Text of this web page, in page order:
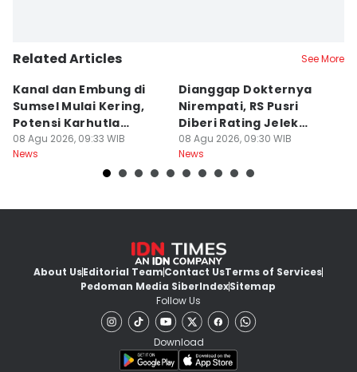
Related Articles See More
Kanal dan Embung di
Sumsel Mulai Kering,
Potensi Karhutla
Meningkat
08 Agu 2026, 09:33 WIB
News
Dianggap Dokternya
Nirempati, RS Pusri
Diberi Rating Jelek
Warga Net
08 Agu 2026, 09:30 WIB
News
About UsEditorial TeamContact UsTerms of Services
Pedoman Media SiberIndexSitemap
Follow Us
Download